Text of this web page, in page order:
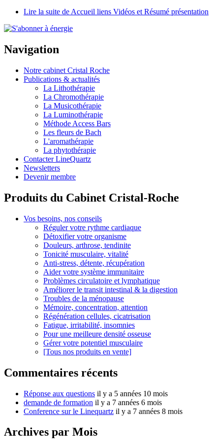
Lire la suite de Accueil liens Vidéos et Résumé présentation
Navigation
Notre cabinet Cristal Roche
Publications & actualités
La Lithothérapie
La Chromothérapie
La Musicothérapie
La Luminothérapie
Méthode Access Bars
Les fleurs de Bach
L'aromathérapie
La phytothérapie
Contacter LineQuartz
Newsletters
Devenir membre
Produits du Cabinet Cristal-Roche
Vos besoins, nos conseils
Réguler votre rythme cardiaque
Détoxifier votre organisme
Douleurs, arthrose, tendinite
Tonicité musculaire, vitalité
Anti-stress, détente, récupération
Aider votre système immunitaire
Problèmes circulatoire et lymphatique
Améliorer le transit intestinal & la digestion
Troubles de la ménopause
Mémoire, concentration, attention
Régénération cellules, cicatrisation
Fatigue, irritabilité, insomnies
Pour une meilleure densité osseuse
Gérer votre potentiel musculaire
[Tous nos produits en vente]
Commentaires récents
Réponse aux questions il y a 5 années 10 mois
demande de formation il y a 7 années 6 mois
Conference sur le Linequartz il y a 7 années 8 mois
Archives par Mois